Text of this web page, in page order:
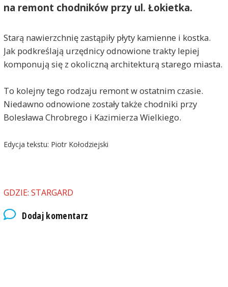
na remont chodników przy ul. Łokietka.
Starą nawierzchnię zastąpiły płyty kamienne i kostka.
Jak podkreślają urzędnicy odnowione trakty lepiej
komponują się z okoliczną architekturą starego miasta.
To kolejny tego rodzaju remont w ostatnim czasie.
Niedawno odnowione zostały także chodniki przy
Bolesława Chrobrego i Kazimierza Wielkiego.
Edycja tekstu: Piotr Kołodziejski
GDZIE: STARGARD
Dodaj komentarz